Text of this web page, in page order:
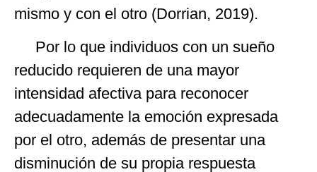
mismo y con el otro (Dorrian, 2019).
Por lo que individuos con un sueño
reducido requieren de una mayor
intensidad afectiva para reconocer
adecuadamente la emoción expresada
por el otro, además de presentar una
disminución de su propia respuesta